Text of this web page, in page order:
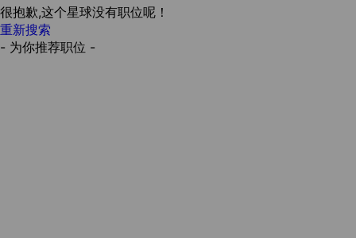
很抱歉,这个星球没有职位呢！
重新搜索
- 为你推荐职位 -